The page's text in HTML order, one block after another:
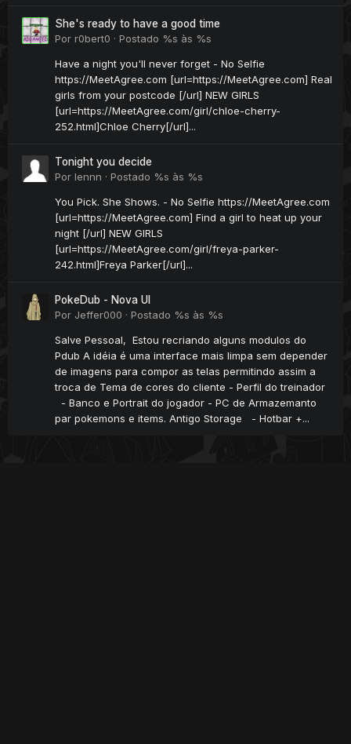
She's ready to have a good time
Por r0bert0 · Postado %s às %s
Have a night you'll never forget - No Selfie
https://MeetAgree.com [url=https://MeetAgree.com] Real
girls from your postcode [/url] NEW GIRLS
[url=https://MeetAgree.com/girl/chloe-cherry-
252.html]Chloe Cherry[/url]...
Tonight you decide
Por lennn · Postado %s às %s
You Pick. She Shows. - No Selfie https://MeetAgree.com
[url=https://MeetAgree.com] Find a girl to heat up your
night [/url] NEW GIRLS
[url=https://MeetAgree.com/girl/freya-parker-
242.html]Freya Parker[/url]...
PokeDub - Nova UI
Por Jeffer000 · Postado %s às %s
Salve Pessoal, Estou recriando alguns modulos do
Pdub A idéia é uma interface mais limpa sem depender
de imagens para compor as telas permitindo assim a
troca de Tema de cores do cliente - Perfil do treinador
- Banco e Portrait do jogador - PC de Armazemanto
par pokemons e items. Antigo Storage - Hotbar +...